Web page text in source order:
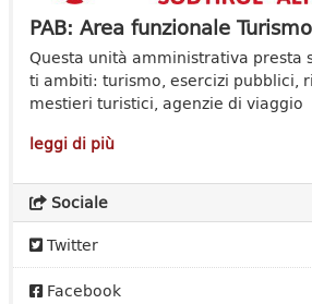
PAB: Area funzionale Turismo
Questa unità amministrativa presta
ti ambiti: turismo, esercizi pubblici,
mestieri turistici, agenzie di viaggio
leggi di più
Sociale
Twitter
Facebook